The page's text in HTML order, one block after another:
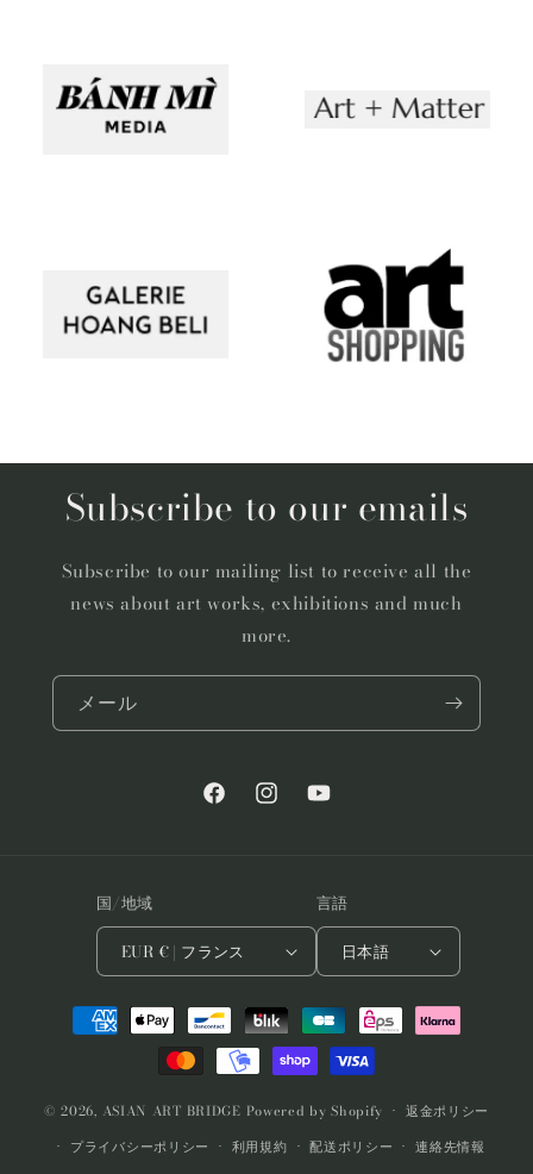
Subscribe to our emails
Subscribe to our mailing list to receive all the
news about art works, exhibitions and much
more.
メール
FacebookInstagramYouTube
国/地域
EUR € | フランス
言語
日本語
法
© 2026, ASIAN ART BRIDGE Powered by Shopify
返金ポリシー
プライバシーポリシー
利用規約 配送ポリシー
連絡先情報